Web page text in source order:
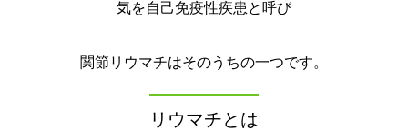
気を自己免疫性疾患と呼び
関節リウマチはそのうちの一つです。
リウマチとは